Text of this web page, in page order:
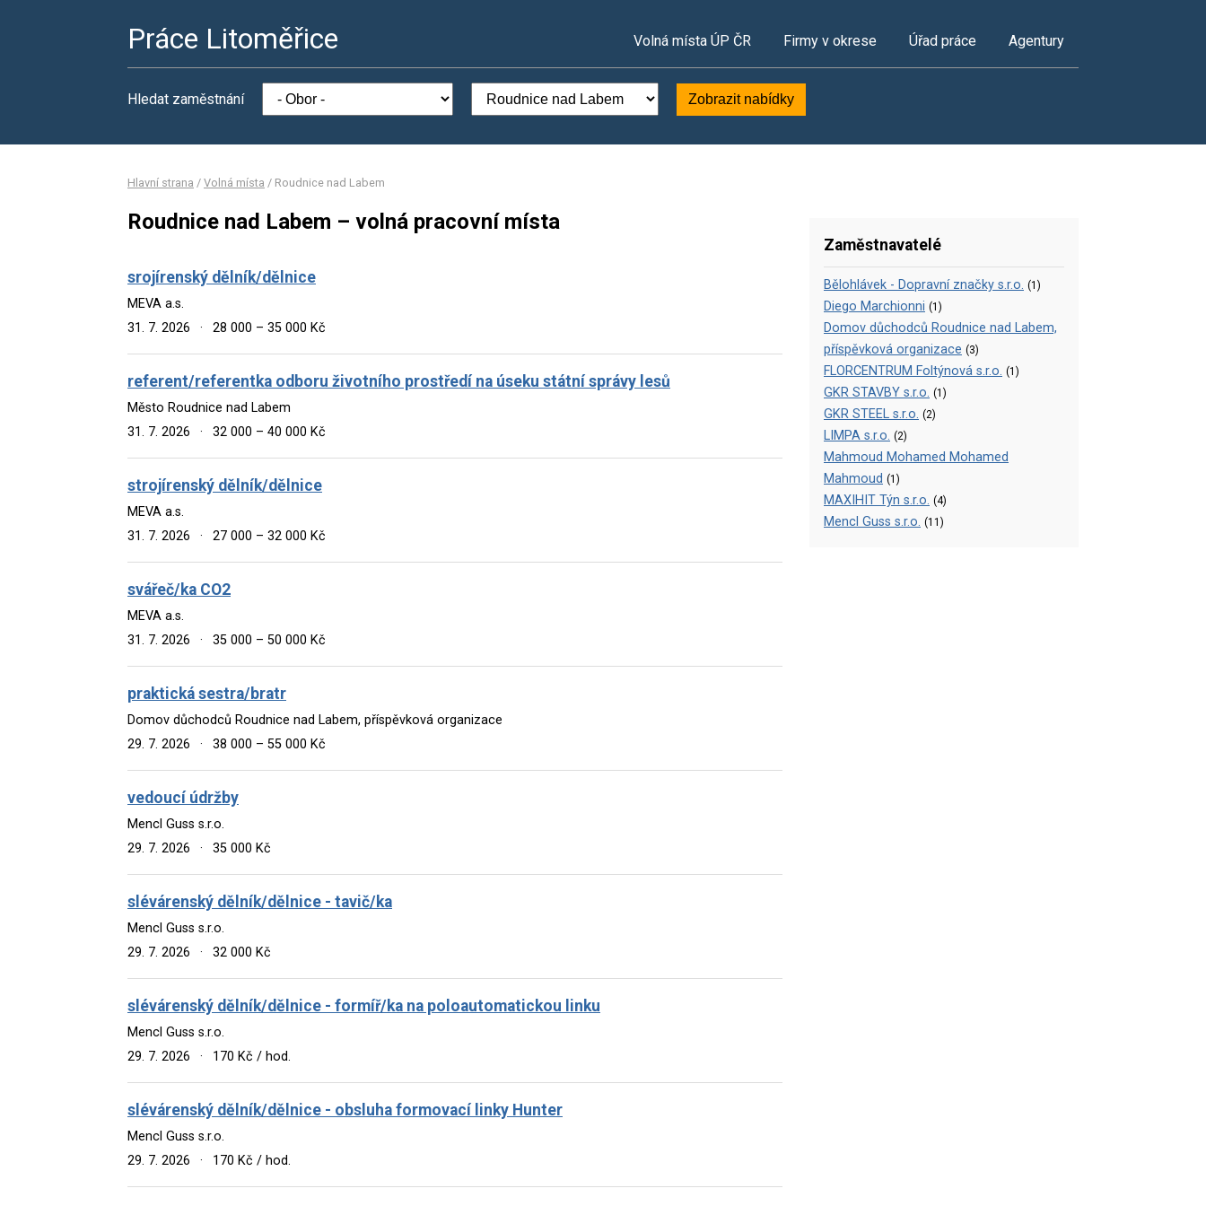
Práce Litoměřice Volná místa ÚP ČR Firmy v okrese Úřad práce Agentury
Hledat zaměstnání Zobrazit nabídky
Hlavní strana / Volná místa / Roudnice nad Labem
Roudnice nad Labem – volná pracovní místa
srojírenský dělník/dělnice
MEVA a.s.
31. 7. 2026
· 28 000 – 35 000 Kč
referent/referentka odboru životního prostředí na úseku státní správy lesů
Město Roudnice nad Labem
31. 7. 2026
· 32 000 – 40 000 Kč
strojírenský dělník/dělnice
MEVA a.s.
31. 7. 2026
· 27 000 – 32 000 Kč
svářeč/ka CO2
MEVA a.s.
31. 7. 2026
· 35 000 – 50 000 Kč
praktická sestra/bratr
Domov důchodců Roudnice nad Labem, příspěvková organizace
29. 7. 2026
· 38 000 – 55 000 Kč
vedoucí údržby
Mencl Guss s.r.o.
29. 7. 2026
· 35 000 Kč
slévárenský dělník/dělnice - tavič/ka
Mencl Guss s.r.o.
29. 7. 2026
· 32 000 Kč
slévárenský dělník/dělnice - formíř/ka na poloautomatickou linku
Mencl Guss s.r.o.
29. 7. 2026
· 170 Kč / hod.
slévárenský dělník/dělnice - obsluha formovací linky Hunter
Mencl Guss s.r.o.
29. 7. 2026
· 170 Kč / hod.
Zaměstnavatelé
Bělohlávek - Dopravní značky s.r.o. (1)
Diego Marchionni (1)
Domov důchodců Roudnice nad Labem,
příspěvková organizace (3)
FLORCENTRUM Foltýnová s.r.o. (1)
GKR STAVBY s.r.o. (1)
GKR STEEL s.r.o. (2)
LIMPA s.r.o. (2)
Mahmoud Mohamed Mohamed
Mahmoud (1)
MAXIHIT Týn s.r.o. (4)
Mencl Guss s.r.o. (11)